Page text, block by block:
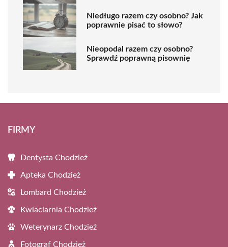
Niedługo razem czy osobno? Jak
poprawnie pisać to słowo?
Nieopodal razem czy osobno?
Sprawdź poprawną pisownię
FIRMY
Dentysta Chodzież
Apteka Chodzież
Lombard Chodzież
Kwiaciarnia Chodzież
Weterynarz Chodzież
Fotograf Chodzież